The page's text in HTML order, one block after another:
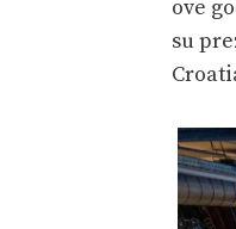
ove
su